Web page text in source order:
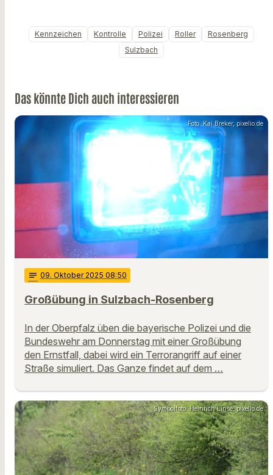
Kennzeichen Kontrolle Polizei Roller
Rosenberg
Sulzbach
Das könnte Dich auch interessieren
Foto: Kai Breker, pixelio.de
notes 09. Oktober 2025 08:50
Großübung in Sulzbach-Rosenberg
In der Oberpfalz üben die bayerische Polizei und die
Bundeswehr am Donnerstag mit einer Großübung
den Ernstfall, dabei wird ein Terrorangriff auf einer
Straße simuliert. Das Ganze findet auf dem …
Symbolfoto: Heinrich Linse, pixelio.de